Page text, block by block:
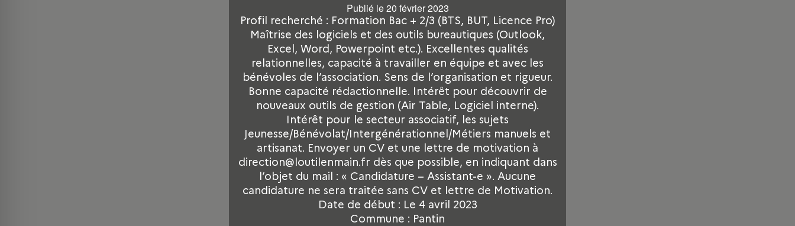
Publié le 20 février 2023
Profil recherché : Formation Bac + 2/3 (BTS, BUT, Licence Pro)
Maîtrise des logiciels et des outils bureautiques (Outlook,
Excel, Word, Powerpoint etc.). Excellentes qualités
relationnelles, capacité à travailler en équipe et avec les
bénévoles de l’association. Sens de l’organisation et rigueur.
Bonne capacité rédactionnelle. Intérêt pour découvrir de
nouveaux outils de gestion (Air Table, Logiciel interne).
Intérêt pour le secteur associatif, les sujets
Jeunesse/Bénévolat/Intergénérationnel/Métiers manuels et
artisanat. Envoyer un CV et une lettre de motivation à
direction@loutilenmain.fr dès que possible, en indiquant dans
l’objet du mail : « Candidature – Assistant-e ». Aucune
candidature ne sera traitée sans CV et lettre de Motivation.
Date de début : Le 4 avril 2023
Commune : Pantin